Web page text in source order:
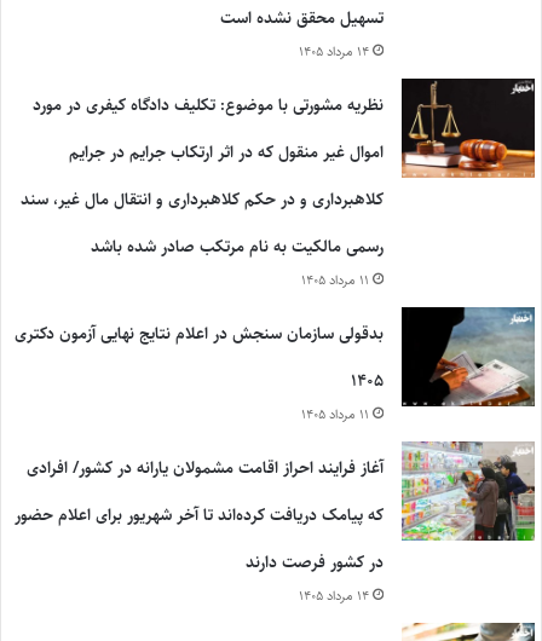
تسهیل محقق نشده است
۱۴ مرداد ۱۴۰۵
نظریه مشورتی با موضوع: تکلیف دادگاه کیفری در مورد
اموال غیر منقول که در اثر ارتکاب جرایم در جرایم
کلاهبرداری و در حکم کلاهبرداری و انتقال مال غیر، سند
رسمی مالکیت به نام مرتکب صادر شده باشد
۱۱ مرداد ۱۴۰۵
بدقولی سازمان سنجش در اعلام نتایج نهایی آزمون دکتری
۱۴۰۵
۱۱ مرداد ۱۴۰۵
آغاز فرایند احراز اقامت مشمولان یارانه در کشور/ افرادی
که پیامک دریافت کرده‌اند تا آخر شهریور برای اعلام حضور
در کشور فرصت دارند
۱۴ مرداد ۱۴۰۵